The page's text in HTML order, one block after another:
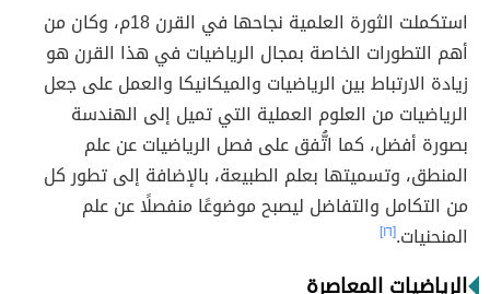
استكملت الثورة العلمية نجاحها في القرن 18م، وكان من
أهم التطورات الخاصة بمجال الرياضيات في هذا القرن هو
زيادة الارتباط بين الرياضيات والميكانيكا والعمل على جعل
الرياضيات من العلوم العملية التي تميل إلى الهندسة
بصورة أفضل، كما اتُّفق على فصل الرياضيات عن علم
المنطق، وتسميتها بعلم الطبيعة، بالإضافة إلى تطور كل
من التكامل والتفاضل ليصبح موضوعًا منفصلًا عن علم
المنحنيات.[١٦]